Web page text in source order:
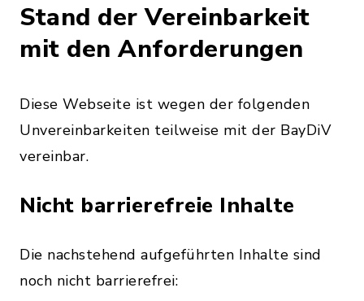
Stand der Vereinbarkeit
mit den Anforderungen
Diese Webseite ist wegen der folgenden
Unvereinbarkeiten teilweise mit der BayDiV
vereinbar.
Nicht barrierefreie Inhalte
Die nachstehend aufgeführten Inhalte sind
noch nicht barrierefrei: